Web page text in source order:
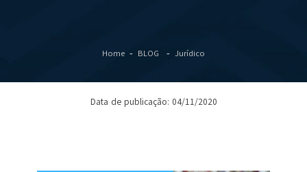
Home BLOG Jurídico
Data de publicação: 04/11/2020